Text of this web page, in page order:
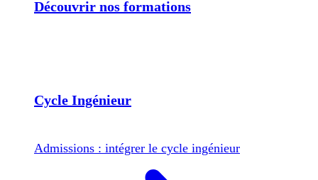
Découvrir nos formations
Cycle Ingénieur
Admissions : intégrer le cycle ingénieur